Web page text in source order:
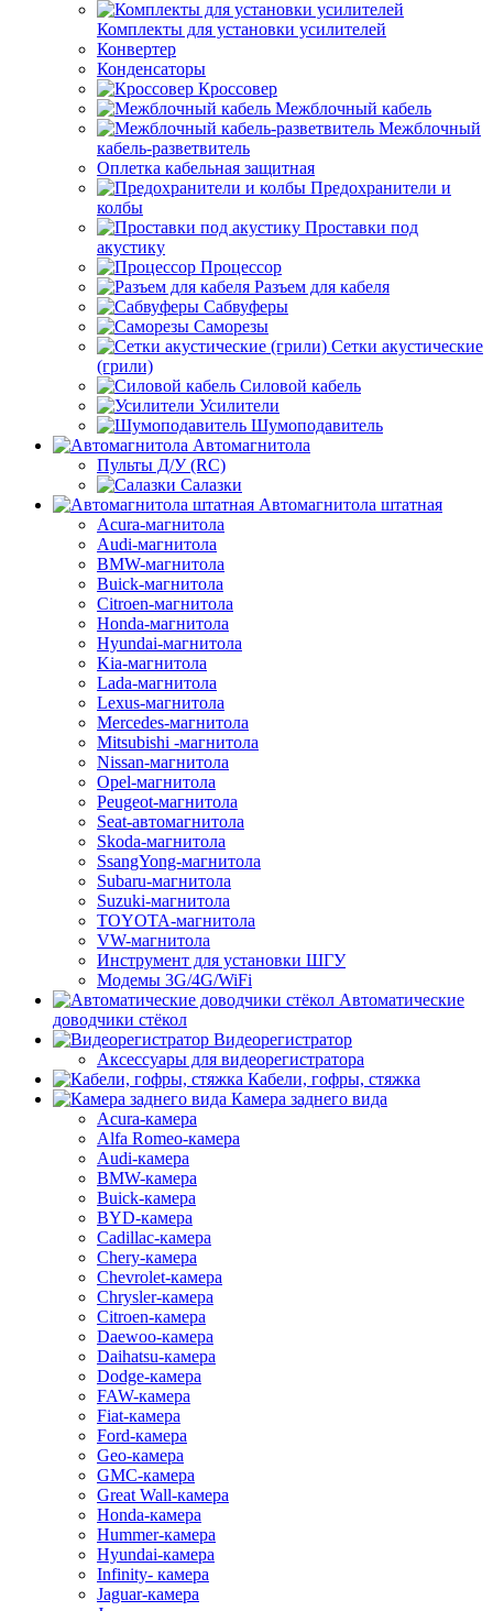
Комплекты для установки усилителей
Конвертер
Конденсаторы
Кроссовер
Межблочный кабель
Межблочный
кабель-разветвитель
Оплетка кабельная защитная
Предохранители и
колбы
Проставки под
акустику
Процессор
Разъем для кабеля
Сабвуферы
Саморезы
Сетки акустические
(грили)
Силовой кабель
Усилители
Шумоподавитель
Автомагнитола
Пульты Д/У (RC)
Салазки
Автомагнитола штатная
Acura-магнитола
Audi-магнитола
BMW-магнитола
Buick-магнитола
Citroen-магнитола
Honda-магнитола
Hyundai-магнитола
Kia-магнитола
Lada-магнитола
Lexus-магнитола
Mercedes-магнитола
Mitsubishi -магнитола
Nissan-магнитола
Opel-магнитола
Peugeot-магнитола
Seat-автомагнитола
Skoda-магнитола
SsangYong-магнитола
Subaru-магнитола
Suzuki-магнитола
TOYOTA-магнитола
VW-магнитола
Инструмент для установки ШГУ
Модемы 3G/4G/WiFi
Автоматические
доводчики стёкол
Видеорегистратор
Аксессуары для видеорегистратора
Кабели, гофры, стяжка
Камера заднего вида
Acura-камера
Alfa Romeo-камера
Audi-камера
BMW-камера
Buick-камера
BYD-камера
Cadillac-камера
Chery-камера
Chevrolet-камера
Chrysler-камера
Citroen-камера
Daewoo-камера
Daihatsu-камера
Dodge-камера
FAW-камера
Fiat-камера
Ford-камера
Geo-камера
GMC-камера
Great Wall-камера
Honda-камера
Hummer-камера
Hyundai-камера
Infinity- камера
Jaguar-камера